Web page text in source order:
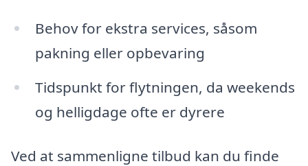
Behov for ekstra services, såsom
pakning eller opbevaring
Tidspunkt for flytningen, da weekends
og helligdage ofte er dyrere
Ved at sammenligne tilbud kan du finde